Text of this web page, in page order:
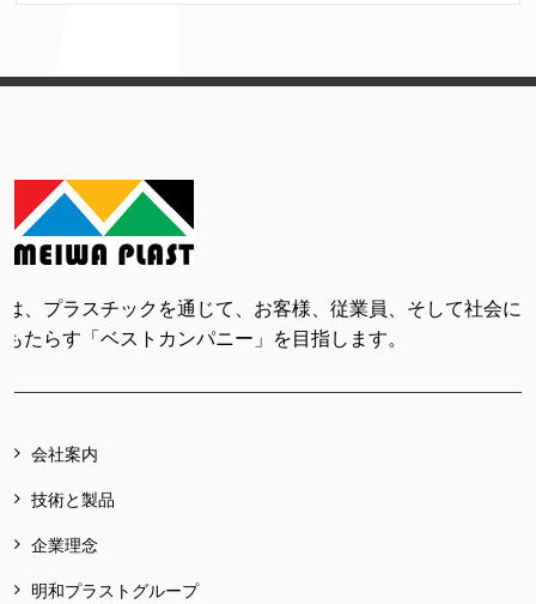
は、プラスチックを通じて、お客様、従業員、そして社会に
たらす「ベストカンパニー」を目指します。
会社案内
技術と製品
企業理念
明和プラストグループ